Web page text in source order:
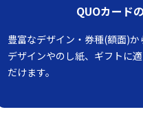
QUOカード
豊富なデザイン・券種(額面)
デザインやのし紙、ギフトに
だけます。